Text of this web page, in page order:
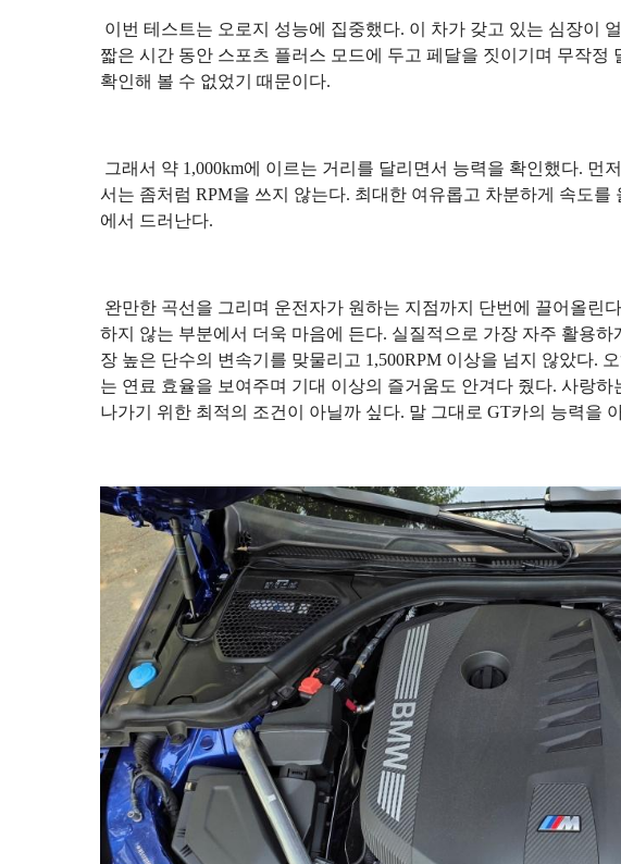
이번 테스트는 오로지 성능에 집중했다. 이 차가 갖고 있는 심장이
짧은 시간 동안 스포츠 플러스 모드에 두고 페달을 짓이기며 무작정
확인해 볼 수 없었기 때문이다.
그래서 약 1,000km에 이르는 거리를 달리면서 능력을 확인했다. 먼
서는 좀처럼 RPM을 쓰지 않는다. 최대한 여유롭고 차분하게 속도
에서 드러난다.
완만한 곡선을 그리며 운전자가 원하는 지점까지 단번에 끌어올린
하지 않는 부분에서 더욱 마음에 든다. 실질적으로 가장 자주 활용
장 높은 단수의 변속기를 맞물리고 1,500RPM 이상을 넘지 않았다.
는 연료 효율을 보여주며 기대 이상의 즐거움도 안겨다 줬다. 사랑
나가기 위한 최적의 조건이 아닐까 싶다. 말 그대로 GT카의 능력을